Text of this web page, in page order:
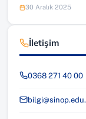
30 Aralık 2025
İletişim
0368 271 40 00